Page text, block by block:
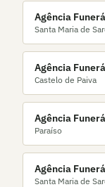
Agência
Santa Maria de
Agência
Castelo de Paiva
Agência
Paraíso
Agência
Santa Maria de